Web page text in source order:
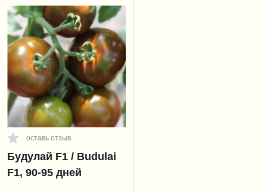
оставь отзыв
Будулай F1 / Budulai
F1, 90-95 дней